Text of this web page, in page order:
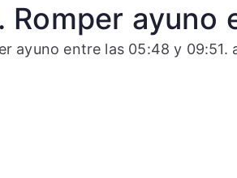
ayuno
ayuno entre las 05:48 y 09:51.